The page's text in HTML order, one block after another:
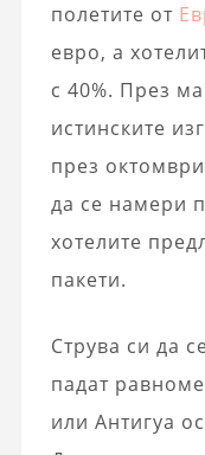
полетите от
евро, а
с 40%. През
истинските
през
да се намери
хотелите
пакети.
Струва си да
падат
или Антигуа